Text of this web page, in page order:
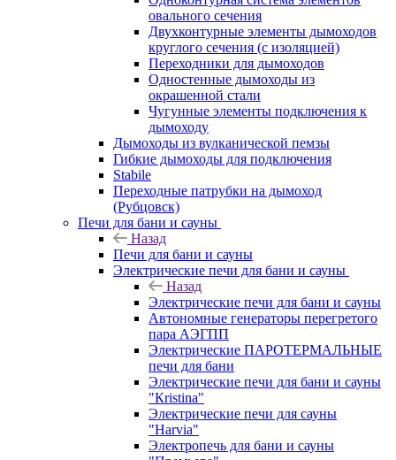
овального сечения
Двухконтурные элементы дымоходов
круглого сечения (с изоляцией)
Переходники для дымоходов
Одностенные дымоходы из
окрашенной стали
Чугунные элементы подключения к
дымоходу
Дымоходы из вулканической пемзы
Гибкие дымоходы для подключения
Stabile
Переходные патрубки на дымоход
(Рубцовск)
Печи для бани и сауны
Назад
Печи для бани и сауны
Электрические печи для бани и сауны
Назад
Электрические печи для бани и сауны
Автономные генераторы перегретого
пара АЭГПП
Электрические ПАРОТЕРМАЛЬНЫЕ
печи для бани
Электрические печи для бани и сауны
"Кristina"
Электрические печи для сауны
"Harvia"
Электропечь для бани и сауны